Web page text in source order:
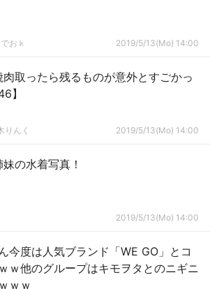
おｋ 2019/5/13(Mo) 14:00
肉取ったら残るものが意外とすごかっ
】
りんく 2019/5/13(Mo) 14:00
の水着写真！
2019/5/13(Mo) 14:00
今度は人気ブランド「WE GO」とコ
ｗ他のグループはキモヲタとのニギニ
ｗｗ